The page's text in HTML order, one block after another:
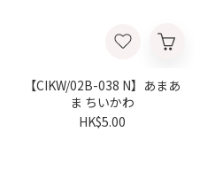
【CIKW/02B-038 N】あまあ
ま ちいかわ
HK$5.00